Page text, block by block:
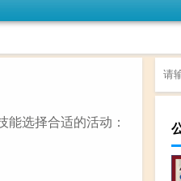
选择合适的活动：